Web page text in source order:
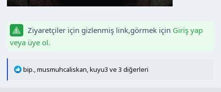
Ziyaretçiler için gizlenmiş link,görmek için Giriş yap
veya üye ol.
T
bip.,musmuhcaliskan,kuyu3 ve 3 diğerleri